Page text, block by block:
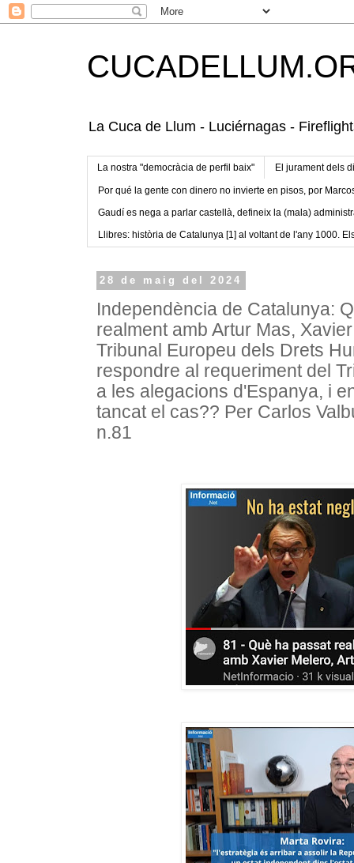
La Cuca de Llum - Luciérnagas -
La nostra "democràcia de perfil baix" El jurament dels
Por qué la gente con dinero no invierte en pisos, por
Gaudí es nega a parlar castellà, defineix la (mala)
Llibres: història de Catalunya [1] al voltant de l'any 1000.
28 de maig del 2024
Independència de Catalunya:
realment amb Artur Mas,
Tribunal Europeu dels Drets
respondre al requeriment del
a les alegacions d'Espanya, i
tancat el cas?? Per Carlos
n.81